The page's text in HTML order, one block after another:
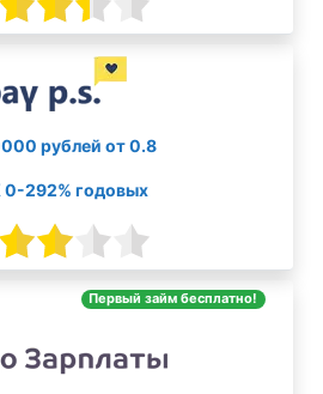
рублей от 0.8
292% годовых
Первый займ бесплатно!